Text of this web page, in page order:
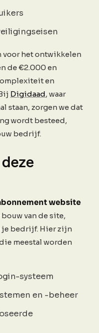
voor het ontwikkelen
de €2.000 en
en
Digidaad, waar
staan, zorgen we dat
wordt besteed,
bedrijf.
website
van de site,
je bedrijf. Hier zijn
meestal worden
systeem
en -beheer